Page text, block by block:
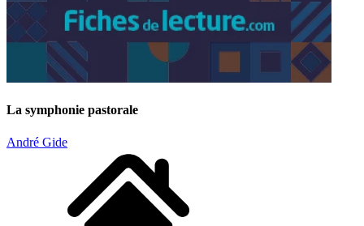
La symphonie pastorale
André Gide